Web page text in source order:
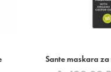
Sante maskara